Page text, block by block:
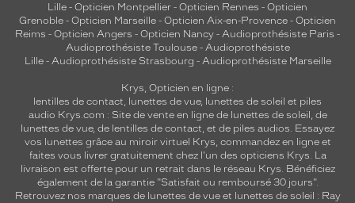
Lille - Opticien Montpellier - Opticien Rennes - Opticien
Grenoble - Opticien Marseille - Opticien Aix-en-Provence - Opticien
Reims - Opticien Angers - Opticien Nancy - Audioprothésiste Paris -
Audioprothésiste Toulouse- Audioprothésiste
Lille- Audioprothésiste Strasbourg - Audioprothésiste Marseille
Krys, Opticien en ligne :
lentilles de contact, lunettes de vue, lunettes de soleil et piles
audio Krys.com : Site de vente en ligne de lunettes de soleil, de
lunettes de vue, de lentilles de contact, et de piles audios. Essayez
vos lunettes grâce au miroir virtuel Krys, commandez en ligne et
faites vous livrer gratuitement chez l'un des opticiens Krys. La
livraison est offerte pour un retrait dans le réseau Krys. Bénéficiez
également de la garantie "Satisfait ou remboursé 30 jours".
Retrouvez nos marques de lunettes de vue et lunettes de soleil : Ray